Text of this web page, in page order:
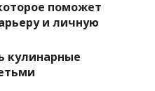
поможет
и личную
кулинарные